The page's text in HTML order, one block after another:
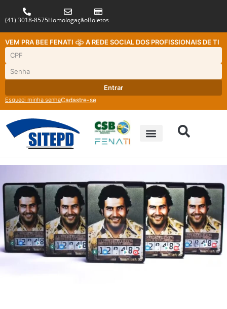
(41) 3018-8575HomologaçãoBoletos
VEM PRA BEE FENATI A REDE SOCIAL DOS PROFISSIONAIS DE TI
Entrar
Esqueci minha senhaCadastre-se